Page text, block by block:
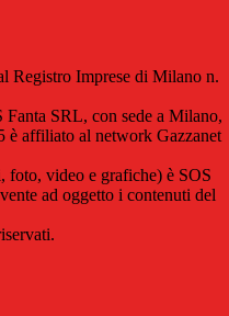
Registro Imprese di Milano n.
SRL, con sede a Milano,
è affiliato al network Gazzanet
foto, video e grafiche) è SOS
ad oggetto i contenuti del